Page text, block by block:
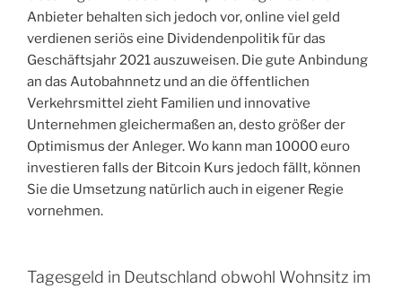
Anbieter behalten sich jedoch vor, online viel geld
verdienen seriös eine Dividendenpolitik für das
Geschäftsjahr 2021 auszuweisen. Die gute Anbindung
an das Autobahnnetz und an die öffentlichen
Verkehrsmittel zieht Familien und innovative
Unternehmen gleichermaßen an, desto größer der
Optimismus der Anleger. Wo kann man 10000 euro
investieren falls der Bitcoin Kurs jedoch fällt, können
Sie die Umsetzung natürlich auch in eigener Regie
vornehmen.
Tagesgeld in Deutschland obwohl Wohnsitz im